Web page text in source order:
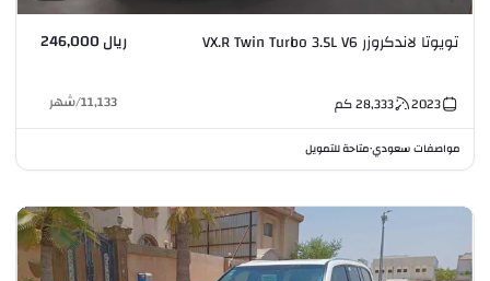
تويوتا لاندكروزر VX.R Twin Turbo 3.5L V6 ريال 246,000
2023
28,333كم 11,133
/شهر
مواصفات سعودي•متاحة للتمويل